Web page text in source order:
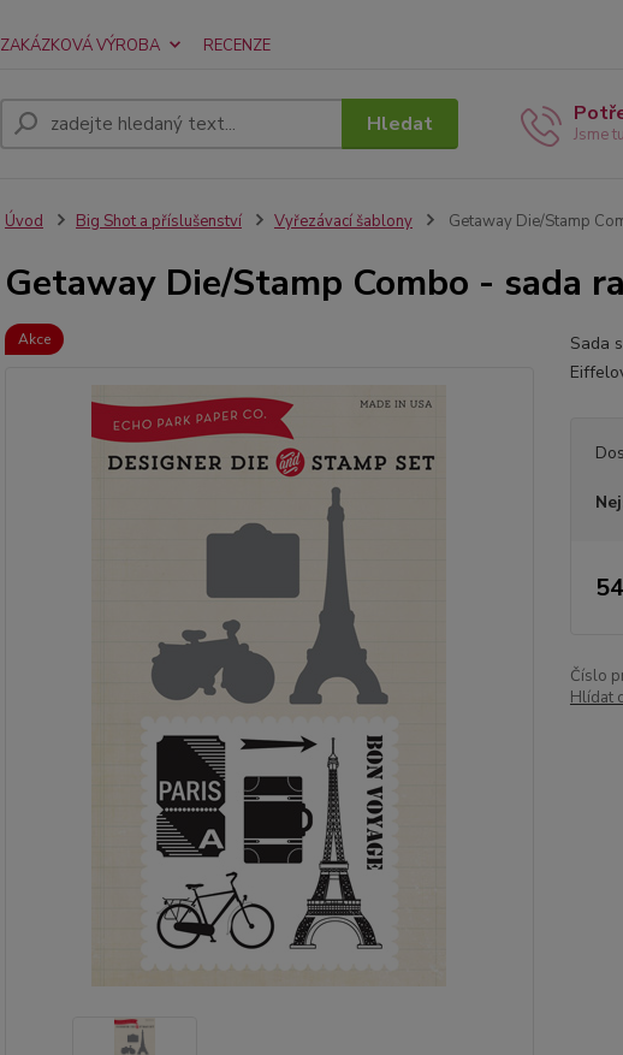
ZAKÁZKOVÁ VÝROBA RECENZE
Hledat Jsme
Úvod Big Shot a příslušenství Vyřezávací šablony Getaway Die/Stamp
Getaway Die/Stamp Combo - sada
Akce
Sada
Číslo
Hlídat